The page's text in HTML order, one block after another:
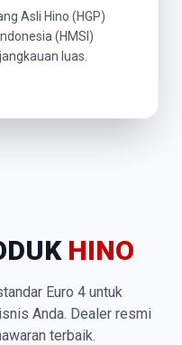
Asli Hino (HGP)
(HMSI)
luas.
HINO
Euro 4 untuk
Anda. Dealer resmi
terbaik.